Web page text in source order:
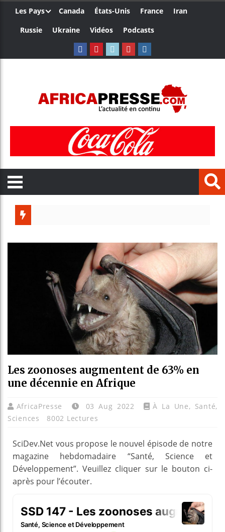
Les Pays Canada États-Unis France
Iran
Russie
Ukraine Vidéos Podcasts
Aliko
Les zoonoses augmentent de 63% en
une décennie en Afrique
AfricaPresse 03 Aug 2022 À La Une, Santé,
Sciences
8002 Lectures
SciDev.Net vous propose le nouvel épisode de notre
magazine hebdomadaire “Santé, Science et
Développement”. Veuillez cliquer sur le bouton ci-
après pour l’écouter.